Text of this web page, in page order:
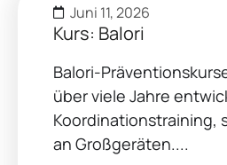
Juni 11, 2026
Kurs: Balori
Balori-
über viele Jahre
Koordinationstraining,
an Großgeräten....